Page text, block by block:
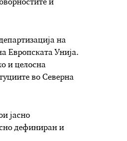
и
на
Европската Унија.
и целосна
во Северна
јасно
дефиниран и